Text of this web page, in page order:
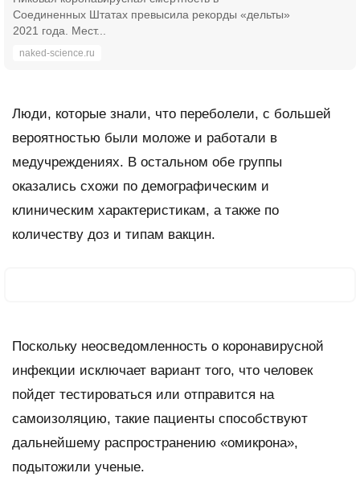
Соединенных Штатах превысила рекорды «дельты»
2021 года. Мест...
naked-science.ru
Люди, которые знали, что переболели, с большей
вероятностью были моложе и работали в
медучреждениях. В остальном обе группы
оказались схожи по демографическим и
клиническим характеристикам, а также по
количеству доз и типам вакцин.
Поскольку неосведомленность о коронавирусной
инфекции исключает вариант того, что человек
пойдет тестироваться или отправится на
самоизоляцию, такие пациенты способствуют
дальнейшему распространению «омикрона»,
подытожили ученые.